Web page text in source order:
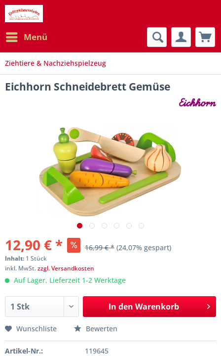
Menü
Ziehtiere & Nachziehspielzeug
Eichhorn Schneidebrett Gemüse
12,90 € * 16,99 € * (24,07% gespart)
Inhalt: 1 Stück
inkl. MwSt.zzgl. Versandkosten
Auf Lager, Lieferzeit 1-2 Werktage
In den Warenkorb
Wunschliste Bewerten
Artikel-Nr.:
119645